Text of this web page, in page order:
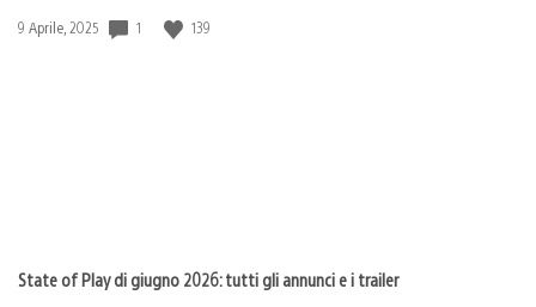
Data
9 Aprile, 2025 1 139
State of Play di giugno 2026: tutti gli annunci e i trailer